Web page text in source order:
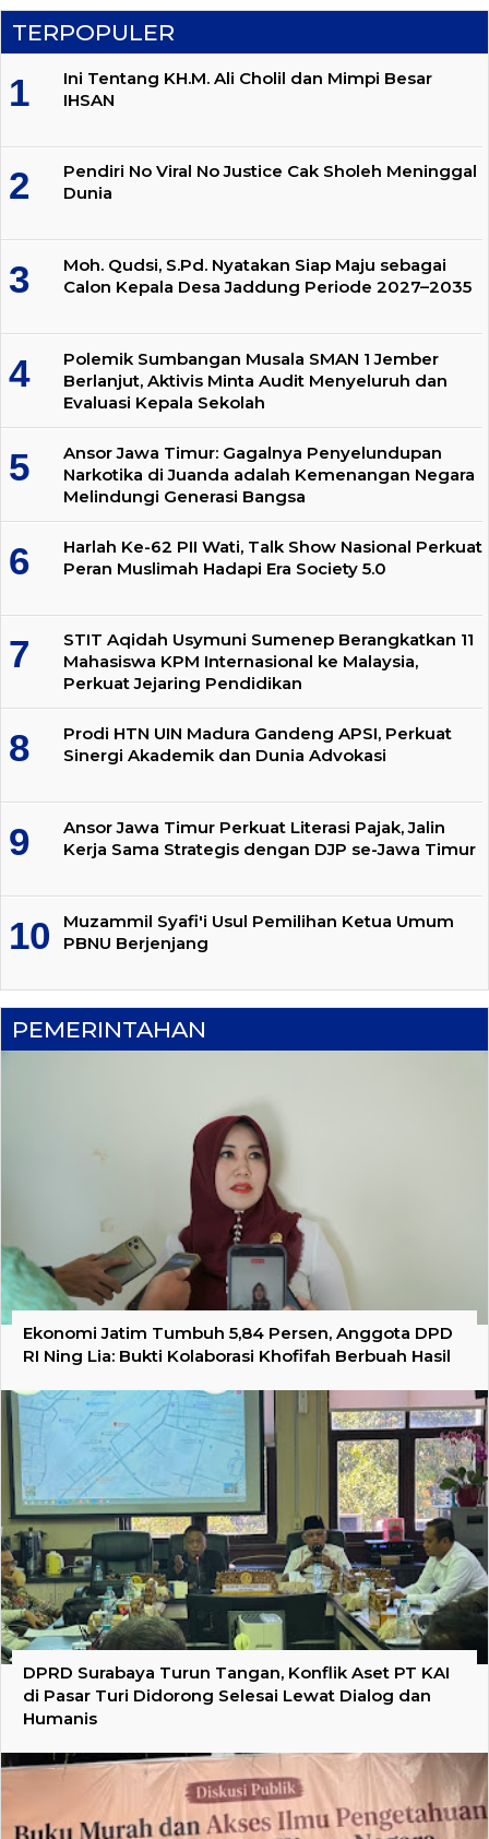
TERPOPULER
Ini Tentang KH.M. Ali Cholil dan Mimpi Besar
IHSAN
Pendiri No Viral No Justice Cak Sholeh Meninggal
Dunia
Moh. Qudsi, S.Pd. Nyatakan Siap Maju sebagai
Calon Kepala Desa Jaddung Periode 2027–2035
Polemik Sumbangan Musala SMAN 1 Jember
Berlanjut, Aktivis Minta Audit Menyeluruh dan
Evaluasi Kepala Sekolah
Ansor Jawa Timur: Gagalnya Penyelundupan
Narkotika di Juanda adalah Kemenangan Negara
Melindungi Generasi Bangsa
Harlah Ke-62 PII Wati, Talk Show Nasional Perkuat
Peran Muslimah Hadapi Era Society 5.0
STIT Aqidah Usymuni Sumenep Berangkatkan 11
Mahasiswa KPM Internasional ke Malaysia,
Perkuat Jejaring Pendidikan
Prodi HTN UIN Madura Gandeng APSI, Perkuat
Sinergi Akademik dan Dunia Advokasi
Ansor Jawa Timur Perkuat Literasi Pajak, Jalin
Kerja Sama Strategis dengan DJP se-Jawa Timur
Muzammil Syafi'i Usul Pemilihan Ketua Umum
PBNU Berjenjang
PEMERINTAHAN
Ekonomi Jatim Tumbuh 5,84 Persen, Anggota DPD
RI Ning Lia: Bukti Kolaborasi Khofifah Berbuah Hasil
DPRD Surabaya Turun Tangan, Konflik Aset PT KAI
di Pasar Turi Didorong Selesai Lewat Dialog dan
Humanis